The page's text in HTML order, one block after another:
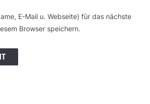
E-Mail u. Webseite) für das nächste
Browser speichern.